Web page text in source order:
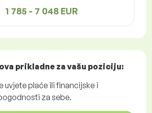
1 785 - 7 048 EUR
prikladne za vašu poziciju:
uvjete plaće ili financijske i
za sebe.